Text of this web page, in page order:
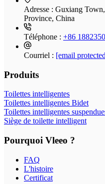
Adresse : Guxiang
Province, China
Téléphone : +86
Courriel : [email
Produits
Toilettes intelligentes
Toilettes intelligentes Bidet
Toilettes intelligentes
Siège de toilette intelligent
Pourquoi Vleeo ?
FAQ
L'histoire
Certificat